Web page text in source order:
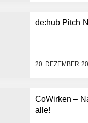
de:hub Pitch
20. DEZEMBER
CoWirken –
alle!